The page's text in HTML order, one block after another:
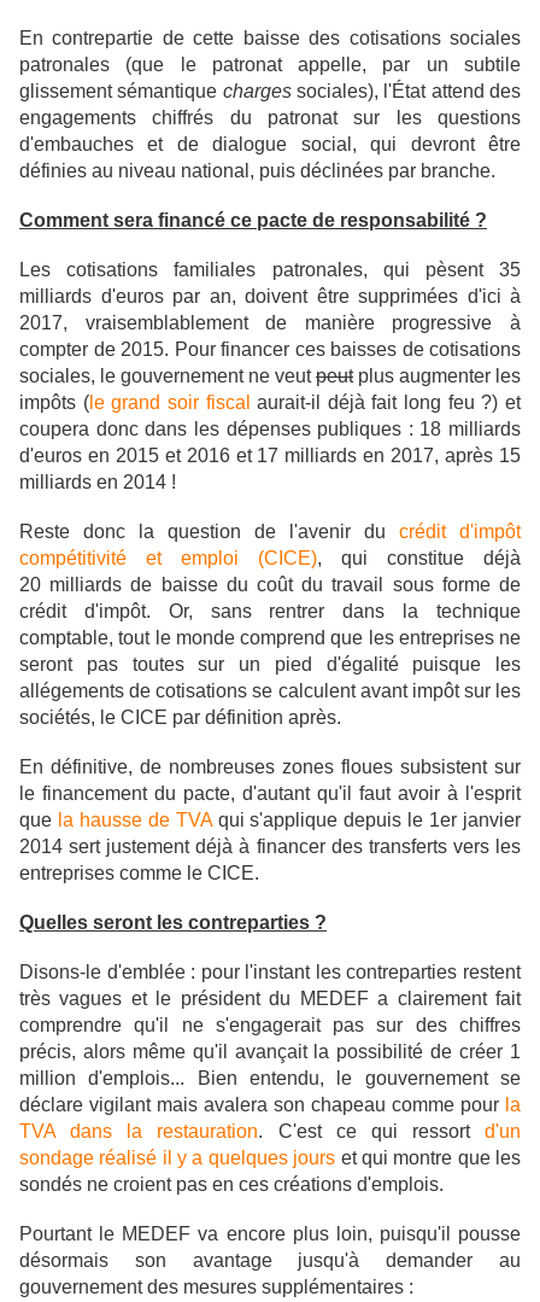
En contrepartie de cette baisse des cotisations sociales
patronales (que le patronat appelle, par un subtile
glissement sémantique chargessociales), l'État attend des
engagements chiffrés du patronat sur les questions
d'embauches et de dialogue social, qui devront être
définies au niveau national, puis déclinées par branche.
Comment sera financé ce pacte de responsabilité ?
Les cotisations familiales patronales, qui pèsent 35
milliards d'euros par an, doivent être supprimées d'ici à
2017, vraisemblablement de manière progressive à
compter de 2015. Pour financer ces baisses de cotisations
sociales, le gouvernement ne veutpeutplus augmenter les
impôts (le grand soir fiscal aurait-il déjà fait long feu ?) et
coupera donc dans les dépenses publiques : 18 milliards
d'euros en 2015 et 2016 et 17 milliards en 2017, après 15
milliards en 2014 !
Reste donc la question de l'avenir du crédit d'impôt
compétitivité et emploi (CICE), qui constitue déjà
20 milliards de baisse du coût du travail sous forme de
crédit d'impôt. Or, sans rentrer dans la technique
comptable, tout le monde comprend que les entreprises ne
seront pas toutes sur un pied d'égalité puisque les
allégements de cotisations se calculent avant impôt sur les
sociétés, le CICE par définition après.
En définitive, de nombreuses zones floues subsistent sur
le financement du pacte, d'autant qu'il faut avoir à l'esprit
que la hausse de TVAqui s'applique depuis le 1er janvier
2014 sert justement déjà à financer des transferts vers les
entreprises comme le CICE.
Quelles seront les contreparties ?
Disons-le d'emblée : pour l'instant les contreparties restent
très vagues et le président du MEDEF a clairement fait
comprendre qu'il ne s'engagerait pas sur des chiffres
précis, alors même qu'il avançait la possibilité de créer 1
million d'emplois...
Bien entendu, le gouvernement se
déclare vigilant mais avalera son chapeau comme pour la
TVA dans la restauration. C'est ce qui ressort d'un
sondage réalisé il y a quelques jours et qui montre que les
sondés ne croient pas en ces créations d'emplois.
Pourtant le MEDEF va encore plus loin, puisqu'il pousse
désormais son avantage jusqu'à demander au
gouvernement des mesures supplémentaires :